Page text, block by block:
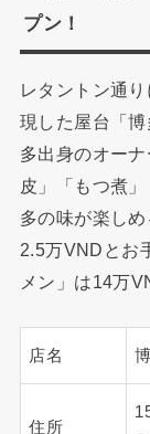
プン！
レタントン通
現した屋台「
多出身のオー
皮」「もつ煮
多の味が楽し
2.5万VNDとお
メン」は14万
店名
住所